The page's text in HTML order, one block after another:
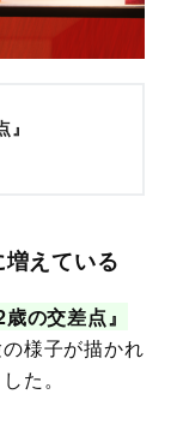
えている
の交差点』
様子が描かれ
た。